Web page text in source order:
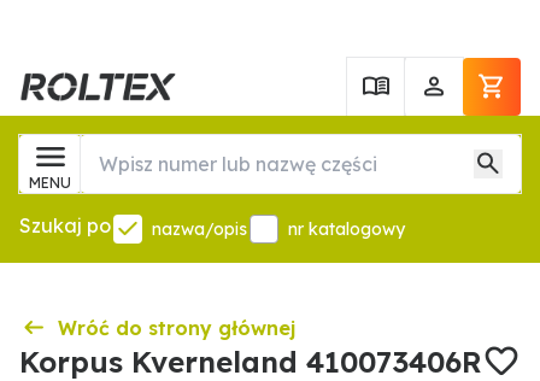
MENU
Szukaj po nazwa/opis nr katalogowy
Wróć do strony głównej
Korpus Kverneland 410073406R